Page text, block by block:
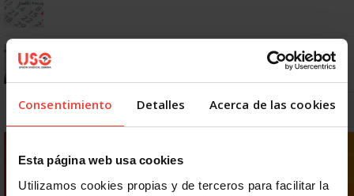
Consentimiento Detalles Acerca de las cookies
Esta página web usa cookies
Utilizamos cookies propias y de terceros para facilitar la